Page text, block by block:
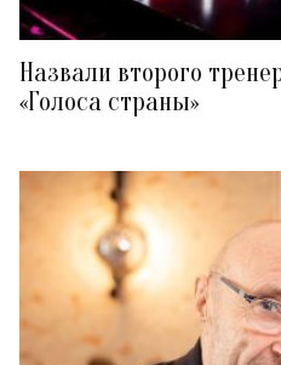
Назвали второго
«Голоса страны»